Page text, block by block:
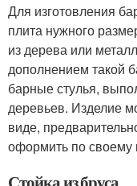
Для изготовления
плита нужного
из дерева или
дополнением такой
барные стулья,
деревьев. Изделие
виде,
оформить по своему